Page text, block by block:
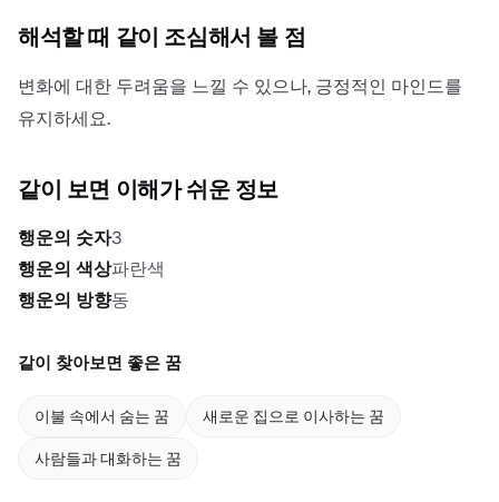
해석할 때 같이 조심해서 볼 점
변화에 대한 두려움을 느낄 수 있으나, 긍정적인 마인드를
유지하세요.
같이 보면 이해가 쉬운 정보
행운의 숫자3
행운의 색상파란색
행운의 방향동
같이 찾아보면 좋은 꿈
이불 속에서 숨는 꿈 새로운 집으로 이사하는 꿈
사람들과 대화하는 꿈